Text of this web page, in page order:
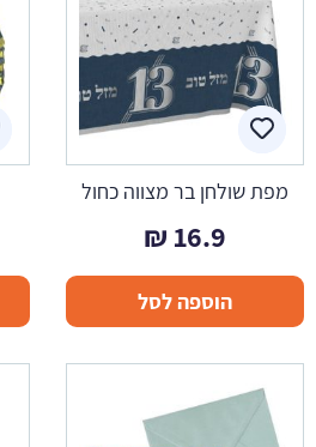
מפת שולחן בר מצווה כחול
16.9
₪
הוספה לסל